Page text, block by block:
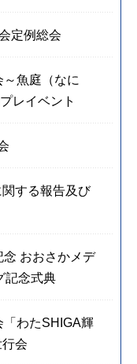
定例総会
魚庭（なに
レイベント
する報告及び
おおさかメデ
記念式典
わたSHIGA輝
会